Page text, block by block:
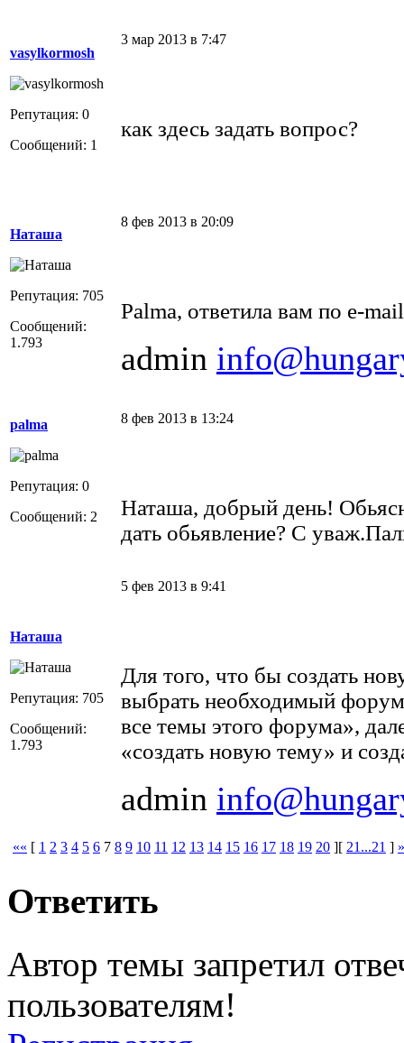
vasylkormosh
Репутация: 0
Сообщений: 1
3 мар 2013 в 7:47
как здесь задать вопрос?
Наташа
Репутация: 705
Сообщений:
1.793
8 фев 2013 в 20:09
Palma, ответила вам по e-
admin
palma
Репутация: 0
Сообщений: 2
8 фев 2013 в 13:24
Наташа, добрый день!
дать обьявление? С
Наташа
Репутация: 705
Сообщений:
1.793
5 фев 2013 в 9:41
Для того, что бы создать
выбрать необходимый
все темы этого форума»,
«создать новую тему» и
admin
«« [ 1 2 3 4 5 6 7 8 9 10 11 12 13 14 15 16 17 18 19 20 ][ 21...21 ]
Ответить
Автор темы запретил
пользователям!